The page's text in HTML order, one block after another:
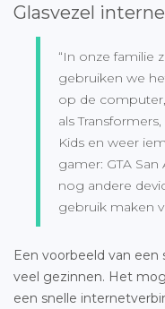
Glasvezel
“In onze familie
gebruiken we
op de
als
Kids en weer
gamer: GTA
nog andere
gebruik maken
Een voorbeeld van een
veel gezinnen. Het
een snelle